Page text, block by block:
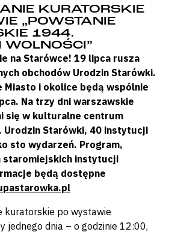
KURATORSKIE
„POWSTANIE
1944.
WOLNOŚCI”
na Starówce! 19 lipca rusza
obchodów Urodzin Starówki.
Miasto i okolice będą wspólnie
Na trzy dni warszawskie
się w kulturalne centrum
Urodzin Starówki, 40 instytucji
sto wydarzeń. Program,
staromiejskich instytucji
będą dostępne
po wystawie
jednego dnia – o godzinie 12:00,